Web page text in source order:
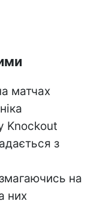
матчах
Knockout
з
на
них